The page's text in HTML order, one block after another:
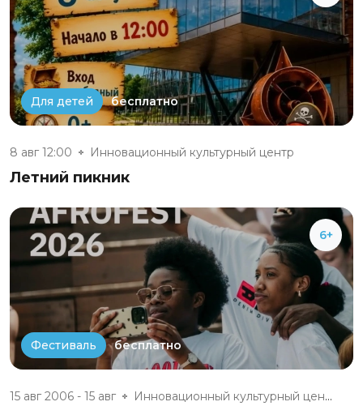
Для детей бесплатно
8 авг 12:00 Инновационный культурный центр
Летний пикник
6+
Фестиваль бесплатно
15 авг 2006 - 15 авг Инновационный культурный центр